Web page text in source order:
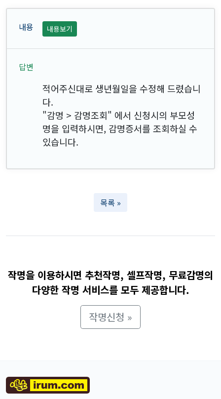
내용보기
적어주신대로 생년월일을 수정해 드렸습니
다.
"감명 > 감명조회" 에서 신청시의 부모성
명을 입력하시면, 감명증서를 조회하실 수
있습니다.
목록 »
작명을 이용하시면 추천작명, 셀프작명, 무료감명의
다양한 작명 서비스를 모두 제공합니다.
작명신청 »